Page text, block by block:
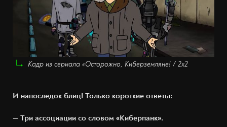
Кадр из сериала «Осторожно, Киберземляне! / 2х2
И напоследок блиц! Только короткие ответы:
— Три ассоциации со словом «Киберпанк».